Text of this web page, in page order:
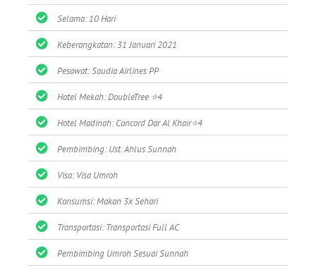
Selama: 10 Hari
Keberangkatan: 31 Januari 2021
Pesawat: Saudia Airlines PP
Hotel Mekah: DoubleTree ⭐4
Hotel Madinah: Concord Dar Al Khair⭐4
Pembimbing: Ust. Ahlus Sunnah
Visa: Visa Umroh
Konsumsi: Makan 3x Sehari
Transportasi: Transportasi Full AC
Pembimbing Umroh Sesuai Sunnah